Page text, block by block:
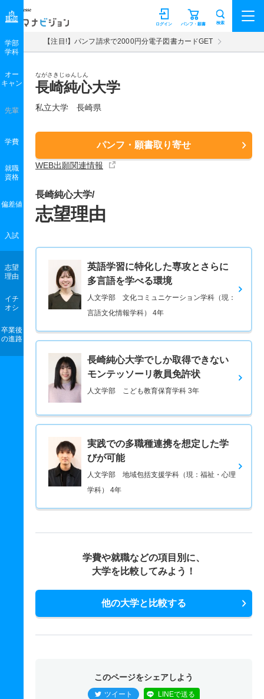
マナビジョン パンフ・願書
ログイン 検索
【注目!】パンフ請求で2000円分電子図書カードGET
ながさきじゅんしん
長崎純心大学
私立大学 長崎県
パンフ・願書取り寄せ
WEB出願関連情報
学部
学科
オー
キャン
先輩
学費
就職
資格
偏差値
入試
志望
理由
イチ
オシ
卒業後
の進路
長崎純心大学/
志望理由
英語学習に特化した専攻とさらに
多言語を学べる環境
人文学部 文化コミュニケーション学科（現：
言語文化情報学科） 4年
長崎純心大学でしか取得できない
モンテッソーリ教員免許状
人文学部 こども教育保育学科 3年
実践での多職種連携を想定した学
びが可能
人文学部 地域包括支援学科（現：福祉・心理
学科） 4年
学費や就職などの項目別に、
大学を比較してみよう！
他の大学と比較する
このページをシェアしよう
ツイート LINEで送る